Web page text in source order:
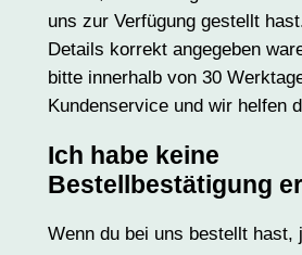
uns zur Verfügung gestellt
Details korrekt angegeben
bitte innerhalb von 30
Kundenservice und wir helfen
Ich habe keine
Bestellbestätigung
Wenn du bei uns bestellt hast,